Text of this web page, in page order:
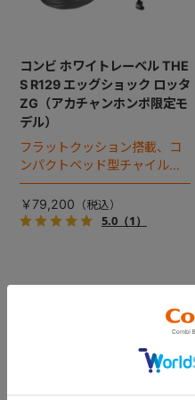
コンビ ホワイトレーベル THE
S R129 エッグショック ロッタ
ZG（アカチャンホンポ限定モ
デル）
フラットクッション搭載、コ
ンパクトベッド型チャイルド
シート（2025年モデル）。
￥79,200
5.0（1）